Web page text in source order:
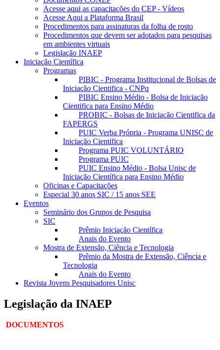
Acesse aqui as capacitações do CEP - Vídeos
Acesse Aqui a Plataforma Brasil
Procedimentos para assinaturas da folha de rosto
Procedimentos que devem ser adotados para pesquisas
em ambientes virtuais
Legislação INAEP
Iniciação Científica
Programas
PIBIC - Programa Institucional de Bolsas de
Iniciação Cientifica - CNPq
PIBIC Ensino Médio - Bolsa de Iniciação
Cientifica para Ensino Médio
PROBIC - Bolsas de Iniciação Cientifica da
FAPERGS
PUIC Verba Própria - Programa UNISC de
Iniciação Cientifica
Programa PUIC VOLUNTÁRIO
Programa PUIC
PUIC Ensino Médio - Bolsa Unisc de
Iniciação Científica para Ensino Médio
Oficinas e Capacitações
Especial 30 anos SIC / 15 anos SEE
Eventos
Seminário dos Grupos de Pesquisa
SIC
Prêmio Iniciação Científica
Anais do Evento
Mostra de Extensão, Ciência e Tecnologia
Prêmio da Mostra de Extensão, Ciência e
Tecnologia
Anais do Evento
Revista Jovens Pesquisadores Unisc
Legislação da INAEP
DOCUMENTOS